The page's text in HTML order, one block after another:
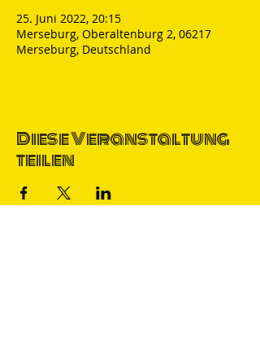
25. Juni 2022, 20:15
Merseburg, Oberaltenburg 2, 06217
Merseburg, Deutschland
Diese Veranstaltung
teilen